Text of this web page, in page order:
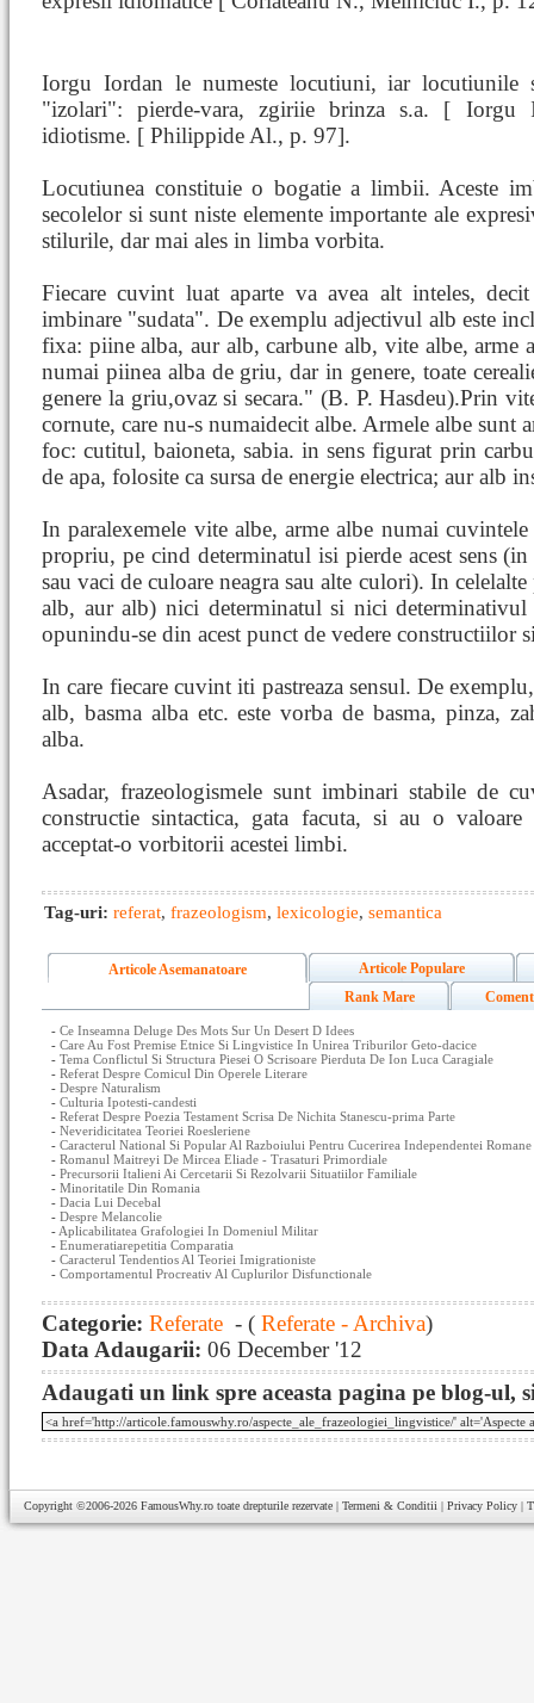
Iorgu Iordan le numeste locutiuni, iar locutiunile
"izolari": pierde-vara, zgiriie brinza s.a. [
idiotisme. [ Philippide Al., p. 97].
Locutiunea constituie o bogatie a limbii. Aceste
secolelor si sunt niste elemente importante ale
stilurile, dar mai ales in limba vorbita.
Fiecare cuvint luat aparte va avea alt inteles,
imbinare "sudata". De exemplu adjectivul alb este
fixa: piine alba, aur alb, carbune alb, vite albe, arme
numai piinea alba de griu, dar in genere, toate
genere la griu,ovaz si secara." (B. P. Hasdeu).Prin
cornute, care nu-s numaidecit albe. Armele albe sunt
foc: cutitul, baioneta, sabia. in sens figurat prin
de apa, folosite ca sursa de energie electrica; aur alb
In paralexemele vite albe, arme albe numai cuvintele
propriu, pe cind determinatul isi pierde acest sens
sau vaci de culoare neagra sau alte culori). In
alb, aur alb) nici determinatul si nici determinativul
opunindu-se din acest punct de vedere constructiilor
In care fiecare cuvint iti pastreaza sensul. De
alb, basma alba etc. este vorba de basma, pinza,
alba.
Asadar, frazeologismele sunt imbinari stabile de
constructie sintactica, gata facuta, si au o valoare
acceptat-o vorbitorii acestei limbi.
Tag-uri: referat, frazeologism, lexicologie, semantica
Articole Asemanatoare
Articole Populare
Rank Mare
- Ce Inseamna Deluge Des Mots Sur Un Desert D Idees
- Care Au Fost Premise Etnice Si Lingvistice In Unirea Triburilor Geto-dacice
- Tema Conflictul Si Structura Piesei O Scrisoare Pierduta De Ion Luca Caragiale
- Referat Despre Comicul Din Operele Literare
- Despre Naturalism
- Culturia Ipotesti-candesti
- Referat Despre Poezia Testament Scrisa De Nichita Stanescu-prima Parte
- Neveridicitatea Teoriei Roesleriene
- Caracterul National Si Popular Al Razboiului Pentru Cucerirea Independentei Romane
- Romanul Maitreyi De Mircea Eliade - Trasaturi Primordiale
- Precursorii Italieni Ai Cercetarii Si Rezolvarii Situatiilor Familiale
- Minoritatile Din Romania
- Dacia Lui Decebal
- Despre Melancolie
- Aplicabilitatea Grafologiei In Domeniul Militar
- Enumeratiarepetitia Comparatia
- Caracterul Tendentios Al Teoriei Imigrationiste
- Comportamentul Procreativ Al Cuplurilor Disfunctionale
Categorie: Referate - ( Referate - Archiva)
Data Adaugarii: 06 December '12
Adaugati un link spre aceasta pagina pe blog-ul,
Copyright ©2006-2026 FamousWhy.ro toate drepturile rezervate | Termeni & Conditii | Privacy Policy |